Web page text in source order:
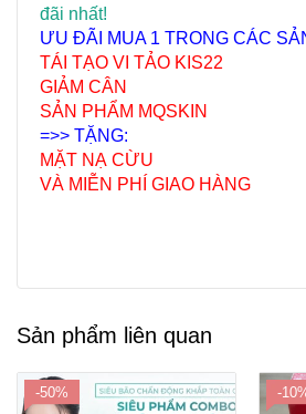
đãi nhất!
ƯU ĐÃI MUA 1 TRONG CÁC
TÁI TẠO VI TẢO KIS22
GIẢM CÂN
SẢN PHẨM MQSKIN
=>> TẶNG:
MẶT NẠ CỪU
VÀ MIỄN PHÍ GIAO HÀNG
Sản phẩm liên quan
-50% -